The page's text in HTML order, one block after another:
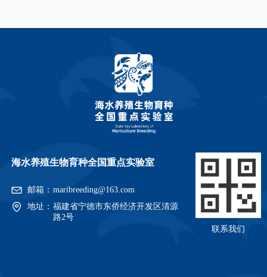
海水养殖生物育种全国重点实验室
邮箱： maribreeding@163.com
地址： 福建省宁德市东侨经济开发区清源
路2号
联系我们